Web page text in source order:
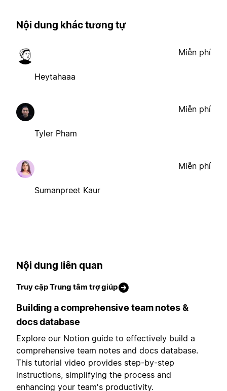
Nội dung khác tương tự
Heytahaaa
Miễn phí
Tyler Pham
Miễn phí
Sumanpreet Kaur
Miễn phí
Nội dung liên quan
Truy cập Trung tâm trợ giúp
Building a comprehensive team notes &
docs database
Explore our Notion guide to effectively build a
comprehensive team notes and docs database.
This tutorial video provides step-by-step
instructions, simplifying the process and
enhancing your team's productivity.